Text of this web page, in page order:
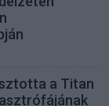
a Titan